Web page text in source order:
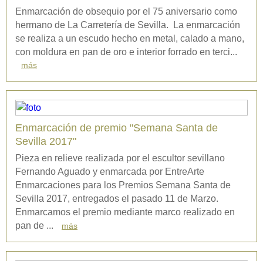
Enmarcación de obsequio por el 75 aniversario como
hermano de La Carretería de Sevilla. La enmarcación
se realiza a un escudo hecho en metal, calado a mano,
con moldura en pan de oro e interior forrado en terci...
más
Enmarcación de premio "Semana Santa de
Sevilla 2017"
Pieza en relieve realizada por el escultor sevillano
Fernando Aguado y enmarcada por EntreArte
Enmarcaciones para los Premios Semana Santa de
Sevilla 2017, entregados el pasado 11 de Marzo.
Enmarcamos el premio mediante marco realizado en
pan de ...
más